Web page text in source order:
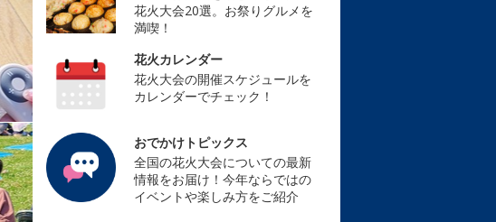
花火大会20選。お祭りグルメを
満喫！
花火カレンダー
花火大会の開催スケジュールを
カレンダーでチェック！
おでかけトピックス
全国の花火大会についての最新
情報をお届け！今年ならではの
イベントや楽しみ方をご紹介